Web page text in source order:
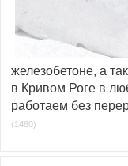
железобетоне, а
в Кривом Роге в
работаем без
(1480)